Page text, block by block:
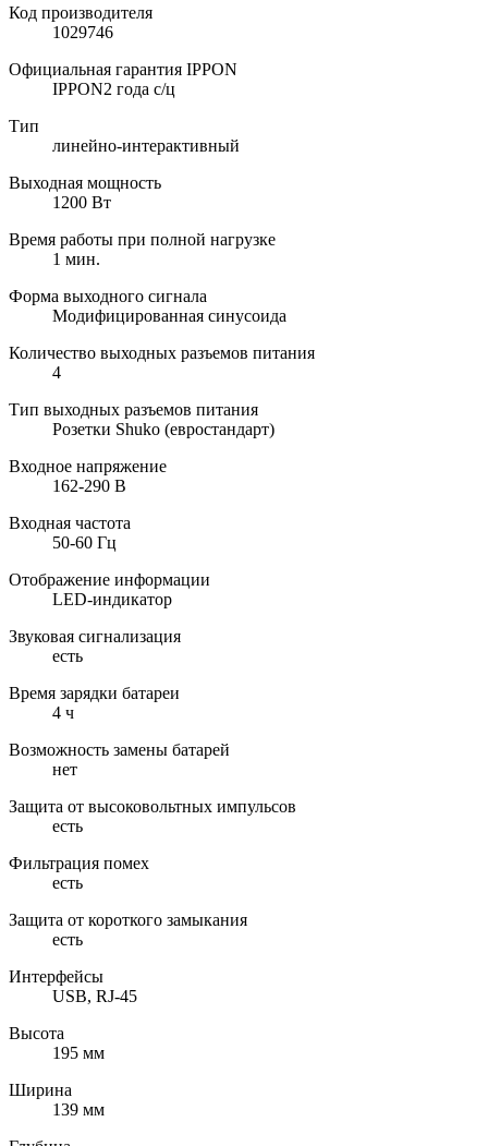
Код производителя
1029746
Официальная гарантия IPPON
IPPON2 года с/ц
Тип
линейно-интерактивный
Выходная мощность
1200 Вт
Время работы при полной нагрузке
1 мин.
Форма выходного сигнала
Модифицированная синусоида
Количество выходных разъемов питания
4
Тип выходных разъемов питания
Розетки Shuko (евростандарт)
Входное напряжение
162-290 В
Входная частота
50-60 Гц
Отображение информации
LED-индикатор
Звуковая сигнализация
есть
Время зарядки батареи
4 ч
Возможность замены батарей
нет
Защита от высоковольтных импульсов
есть
Фильтрация помех
есть
Защита от короткого замыкания
есть
Интерфейсы
USB, RJ-45
Высота
195 мм
Ширина
139 мм